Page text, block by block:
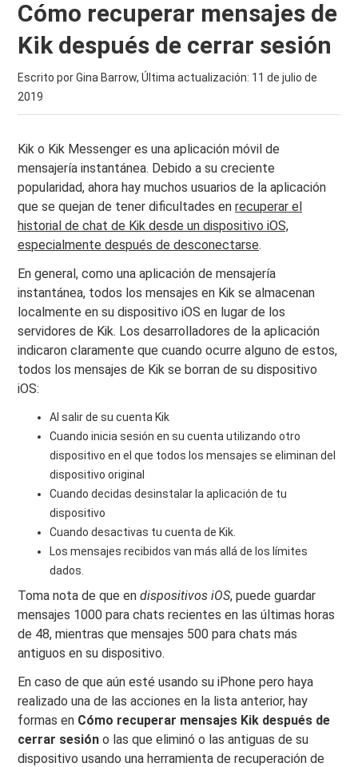
Cómo recuperar mensajes de
Kik después de cerrar sesión
Escrito por Gina Barrow, Última actualización: 11 de julio de
2019
Kik o Kik Messenger es una aplicación móvil de
mensajería instantánea. Debido a su creciente
popularidad, ahora hay muchos usuarios de la aplicación
que se quejan de tener dificultades enrecuperar el
historial de chat de Kik desde un dispositivo iOS,
especialmente después de desconectarse.
En general, como una aplicación de mensajería
instantánea, todos los mensajes en Kik se almacenan
localmente en su dispositivo iOS en lugar de los
servidores de Kik. Los desarrolladores de la aplicación
indicaron claramente que cuando ocurre alguno de estos,
todos los mensajes de Kik se borran de su dispositivo
iOS:
Al salir de su cuenta Kik
Cuando inicia sesión en su cuenta utilizando otro
dispositivo en el que todos los mensajes se eliminan del
dispositivo original
Cuando decidas desinstalar la aplicación de tu
dispositivo
Cuando desactivas tu cuenta de Kik.
Los mensajes recibidos van más allá de los límites
dados.
Toma nota de que endispositivos iOS, puede guardar
mensajes 1000 para chats recientes en las últimas horas
de 48, mientras que mensajes 500 para chats más
antiguos en su dispositivo.
En caso de que aún esté usando su iPhone pero haya
realizado una de las acciones en la lista anterior, hay
formas en Cómo recuperar mensajes Kik después de
cerrar sesión o las que eliminó o las antiguas de su
dispositivo usando una herramienta de recuperación de